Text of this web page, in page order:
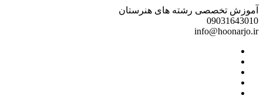
آموزش تخصصی رشته های هنرستان
09031643010
info@hoonarjo.ir